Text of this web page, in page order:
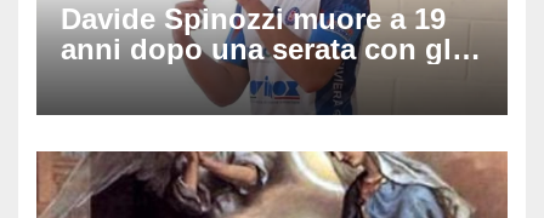
Davide Spinozzi muore a 19
anni dopo una serata con gli
amici: il mistero dello
schianto senza frenata